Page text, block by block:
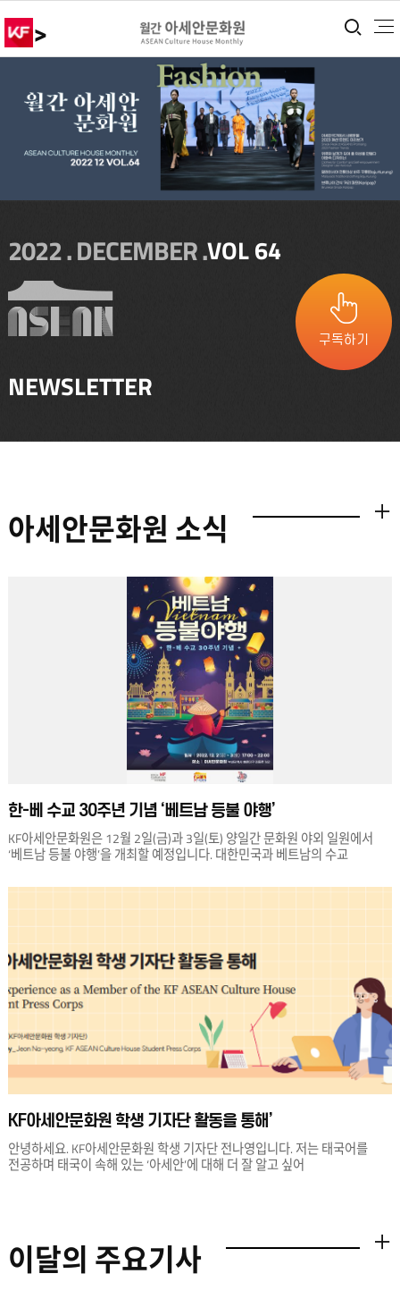
> 통
2022 . DECEMBER .VOL 64
NEWSLETTER
구독하기
아세안문화원 소식
한-베 수교 30주년 기념 ‘베트남 등불 야행’
KF아세안문화원은 12월 2일(금)과 3일(토) 양일간 문화원 야외 일원에서
‘베트남 등불 야행’을 개최할 예정입니다. 대한민국과 베트남의 수교
음식 축제’, ‘베트남 문화 체험’의 세 가지 카테고리로 진행됩니다. ‘베트남
즐겁게 포토존에서 사진을 찍어 추억을 남길 수 있도록 공간을 꾸밀
계획입니다. ‘베트남 음식 축제’에서는 베트남의 야시장을 모티브로 베트남
음식을 맛볼 수 있는 푸드코트를 운영할 예정입니다. 베트남 음식 쿠킹
클래스와 커피 체험도 진행할 예정이며, 베트남의 대중적인 식도락을
소개하는 유명 커피·음식 맛집 부스도 운영됩니다. ‘베트남 문화 체험’에서는
베트남 이름을 지어주는 베트남 작명소와 명예시민증을 발급합니다.
시민증을 발급한 관람객에 한하여 베트남 복식 체험, 포토존 촬영을 할 수
있도록 의상 대여소도 운영합니다. 이외에도 문화원 도서 나눔 이벤트,
베트남 음악을 만날 수 있는 공연 등이 진행될 예정입니다. 현대 베트남의
문화적 볼거리, 먹거리, 즐길 거리를 통해 우리 국민의 베트남 문화에 대한
이해도 및 친숙도를 제고하고 한국과 베트남 사이의 문화 및 인적교류를
강화하고자 마련된 ‘베트남 등불 야행’ 행사에 구독자 여러분의 많은 관심
바랍니다.
KF아세안문화원 학생 기자단 활동을 통해’
안녕하세요. KF아세안문화원 학생 기자단 전나영입니다. 저는 태국어를
전공하며 태국이 속해 있는 ‘아세안’에 대해 더 잘 알고 싶어
있었고, 태국어 학습에 좋은 강좌라고 생각했습니다. 요리강좌에 참여했던
친구들로부터 여러 추천을 받았는데 실제로 참여해보니 더 재밌고 알찬
구성이었습니다. 취재활동 중 가장 기억에 남는 사업은 입니다. 지난
더보기
이달의 주요기사 더보기